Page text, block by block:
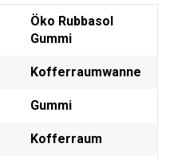
Öko Rubbasol
Gummi
Kofferraumwanne
Gummi
Kofferraum